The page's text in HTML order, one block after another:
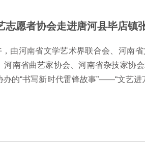
艺志愿者协会组织艺术家在节会期间
志愿者协会走进唐河县毕店镇
由河南省文学艺术界联合会、河南
河南省曲艺家协会、河南省杂技家协
办的“书写新时代雷锋故事”——“文艺